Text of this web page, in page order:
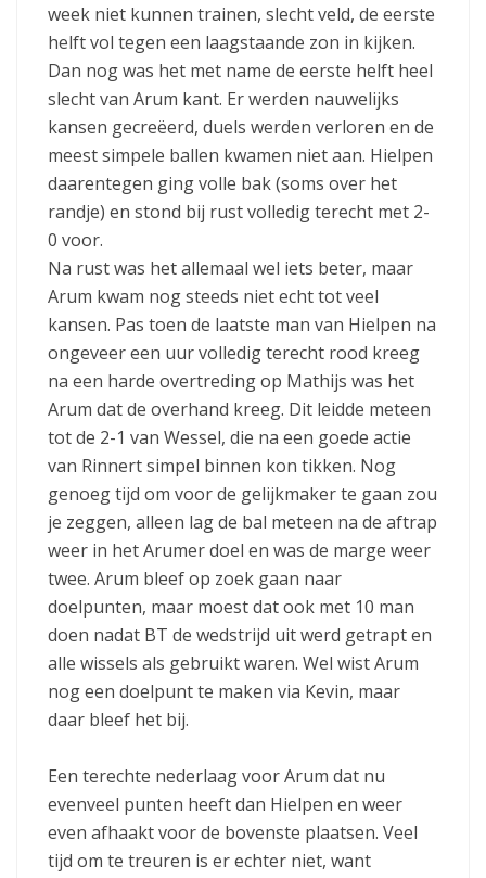
week niet kunnen trainen, slecht veld, de eerste
helft vol tegen een laagstaande zon in kijken.
Dan nog was het met name de eerste helft heel
slecht van Arum kant. Er werden nauwelijks
kansen gecreëerd, duels werden verloren en de
meest simpele ballen kwamen niet aan. Hielpen
daarentegen ging volle bak (soms over het
randje) en stond bij rust volledig terecht met 2-
0 voor.
Na rust was het allemaal wel iets beter, maar
Arum kwam nog steeds niet echt tot veel
kansen. Pas toen de laatste man van Hielpen na
ongeveer een uur volledig terecht rood kreeg
na een harde overtreding op Mathijs was het
Arum dat de overhand kreeg. Dit leidde meteen
tot de 2-1 van Wessel, die na een goede actie
van Rinnert simpel binnen kon tikken. Nog
genoeg tijd om voor de gelijkmaker te gaan zou
je zeggen, alleen lag de bal meteen na de aftrap
weer in het Arumer doel en was de marge weer
twee. Arum bleef op zoek gaan naar
doelpunten, maar moest dat ook met 10 man
doen nadat BT de wedstrijd uit werd getrapt en
alle wissels als gebruikt waren. Wel wist Arum
nog een doelpunt te maken via Kevin, maar
daar bleef het bij.
Een terechte nederlaag voor Arum dat nu
evenveel punten heeft dan Hielpen en weer
even afhaakt voor de bovenste plaatsen. Veel
tijd om te treuren is er echter niet, want